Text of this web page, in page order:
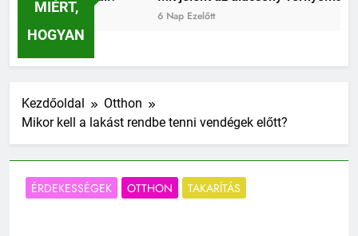
MIÉRT,
HOGYAN
Ezelőtt 6 Nap Ezelőtt
Kezdőoldal
Otthon
Mikor kell a lakást rendbe tenni vendégek előtt?
ÉRDEKESSÉGEK OTTHON TAKARÍTÁS